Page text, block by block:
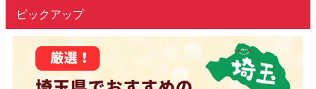
ピックアップ